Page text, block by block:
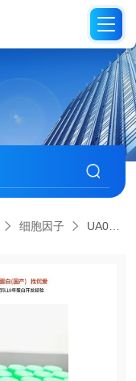
细胞因子 UA040099IGF-I 蛋白（小鼠源）